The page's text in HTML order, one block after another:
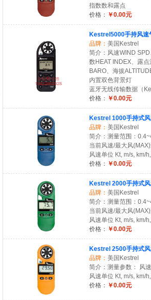
指数数和露点
价格： ￥0.00元
Kestrel5000手持风速
品牌： 美国Kestrel
简介：风速WIND
数HEAT INDEX、露
BARO、海拔
内置双色背景灯
蓝牙无线传输数据（
价格： ￥0.00元
Kestrel 1000手持式风
品牌： 美国Kestrel
简介：测量范围：
当前风速/最大风
风速单位 Kt, m/s, km/
价格： ￥0.00元
Kestrel 2000手持式风
品牌： 美国Kestrel
简介：测量范围：
当前风速/最大风
风速单位 Kt, m/s, km/
价格： ￥0.00元
Kestrel 2500手持式
品牌： 美国Kestrel
简介：测量参数： 风
风速单位 Kt, m/s, km/
价格： ￥0.00元